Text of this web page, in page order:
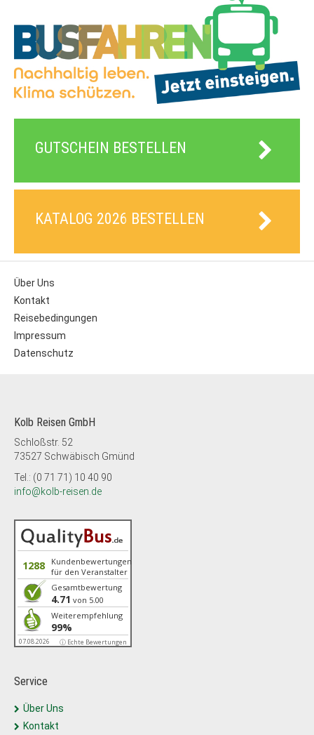
GUTSCHEIN BESTELLEN
KATALOG 2026 BESTELLEN
Über Uns
Kontakt
Reisebedingungen
Impressum
Datenschutz
Kolb Reisen GmbH
Schloßstr. 52
73527 Schwäbisch Gmünd
Tel.: (0 71 71) 10 40 90
info@kolb-reisen.de
1288
Kundenbewertungen
für den Veranstalter
Gesamtbewertung
4.71 von 5.00
Weiterempfehlung
99%
07.08.2026 ⓘ Echte Bewertungen
Service
Über Uns
Kontakt